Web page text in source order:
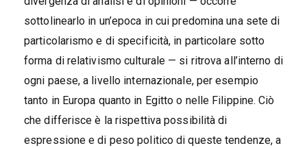
sottolinearlo in un’epoca in cui predomina una sete di
particolarismo e di specificità, in particolare sotto
forma di relativismo culturale — si ritrova all’interno di
ogni paese, a livello internazionale, per esempio
tanto in Europa quanto in Egitto o nelle Filippine. Ciò
che differisce è la rispettiva possibilità di
espressione e di peso politico di queste tendenze, a